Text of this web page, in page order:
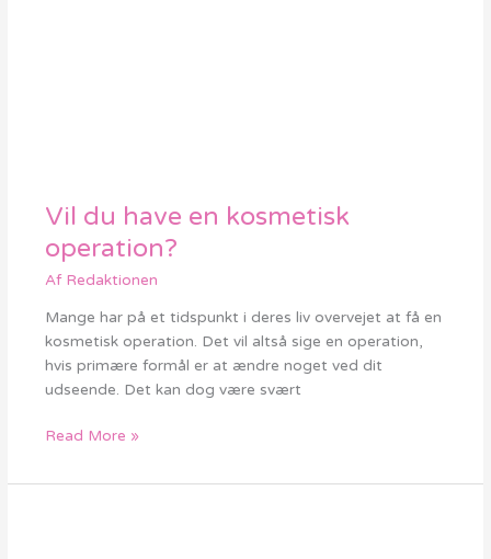
Vil du have en kosmetisk
operation?
Af Redaktionen
Mange har på et tidspunkt i deres liv overvejet at få en
kosmetisk operation. Det vil altså sige en operation,
hvis primære formål er at ændre noget ved dit
udseende. Det kan dog være svært
Vil
have
en
kosmetisk
operation?
Read More »